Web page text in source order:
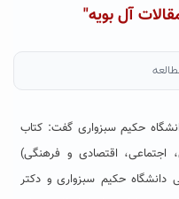
آل بویه"
حکیم سبزواری گفت: کتاب
اجتماعی، اقتصادی و فرهنگی)
حکیم سبزواری و دکتر